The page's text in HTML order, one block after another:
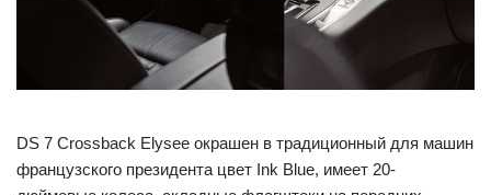
DS 7 Crossback Elysee окрашен в традиционный для машин
французского президента цвет Ink Blue, имеет 20-